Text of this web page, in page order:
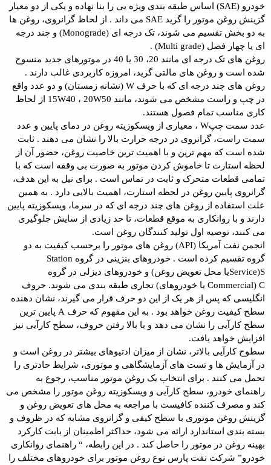
خودرو (SAE) اساس طبقه بندی ویژه یی را بنا نهاده و یکی از دو معیار
گزینش روغن موتور را گرید SAE می داند . از لحاظ گرانروی، روغن ها
به دو بخش تقسیم می شوند، تک درجه ای (Monograde) و چند درجه
ای یا چهار فصل (Multi grade) .
روغن های تک درجه ای مانند 20، 30 یا 40 در موتورهای جدید منسوخ
شده است و روغن های مالتی گرید، امروزه کاربردی غالب دارند .
روغن های چند درجه ای که با حرف W (نشانه زمستان) و دو عدد واقع
در چپ و راست مشخص می شوند، مانند 15W40 ، 20W50 از لحاظ
کاری مناسب تمام فصول هستند.
عدد سمت چپW ، معیاری از ویسکوزیته روغن در دمای پایین و عدد
سمت راست، گرانروی در درجه حرارت بالا را نشان می دهند . ثابت
شده است که مهم ترین و با اهمیت ترین خاصیت روغن، حضور آن از
لحظه استارت تا خاموش کردن موتور به صورت بی وقفه است که با
تمامی قطعات متحرک و ثابت در تماس است . برای نیل به این هدف،
گرانروی پایین روغن در لحظه استارت، اهمیت بالایی دارد . به همین
علت استفاده از روغن های چند درجه ای که در سرما، ویسکوزیته پایین
دارند و با روانکاری به موقع قطعات، تا حد زیادی از سایش جلوگیری
می کنند، توصیه اول تولید کنندگان روغن است.
انجمن نفت آمریکا (API) روغن های موتور را برحسب کیفیت به دو
گروه تقسیم کرده است . خودروهای بنزینی در گروه Station
Service)Sیا محل تعویض روغن) و خودروهای دیزلی در گروه
Commercial) C یا خودروهای) تجاری طبقه بندی می شوند. حروف
انگلیسی که پس از هر یک از این دو حرف قرار می گیرند، نشان دهنده
سطح کیفیت روغن خواهد بود . به این مفهوم که حرف A پایین ترین
سطح کارآیی را نشان می دهد و با بالا رفتن حروف، سطح کارآیی نیز
افزایش خواهد یافت.
سطوح کارآیی بالاتر، نشان از میزان ادتیوهای بیشتر در روغن است و
در آزمایش ها و تست های آزمایشگاهی و موتوری، شرایط حادتری را
تحمل می کنند . برای انتخاب یک روغن موتور مناسب، رجوع به
راهنمای خودرو، سطح کارآیی و ویسکوزیته روغن موتور را مشخص می
کند و مصرف کننده کافیست با مراجعه به محل های تعویض روغن و
گزینش روغن موتوری با سطح کیفی و گرانروی مشابه که در ظروف و
بسته بندی استاندارد ارائه می شود، حداکثر اطمینان از بابت کارکرد
بهینه روغن در موتور را حاصل کند . در این رابطه، “ راهنمای روانکاری
خودرو” شرکت نفت پارس نوع روغن موتور برای خودروهای مختلف را